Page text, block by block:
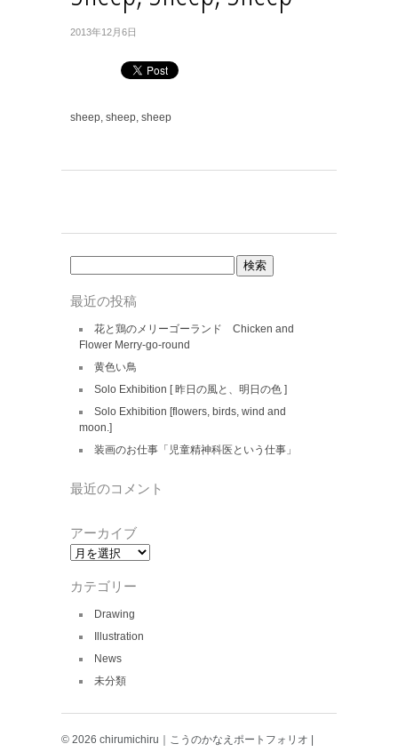
2013年12月6日
sheep, sheep, sheep
検
索:
最近の投稿
花と鶏のメリーゴーランド Chicken and
Flower Merry-go-round
黄色い鳥
Solo Exhibition [ 昨日の風と、明日の色 ]
Solo Exhibition [flowers, birds, wind and
moon.]
装画のお仕事「児童精神科医という仕事」
最近のコメント
アーカイブ
ア
カ
ブ
カテゴリー
Drawing
Illustration
News
未分類
© 2026 chirumichiru｜こうのかなえポートフォリオ |